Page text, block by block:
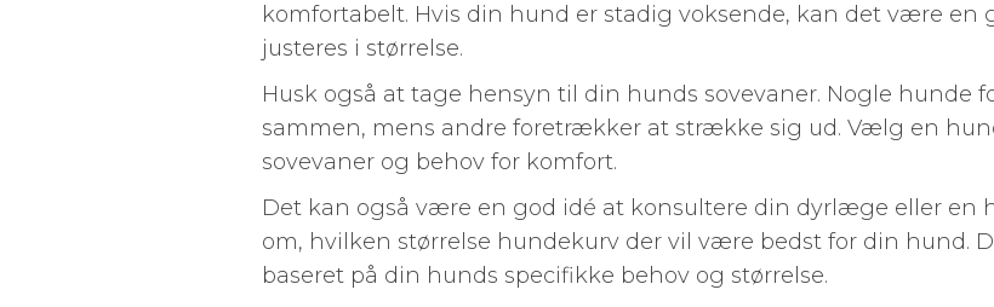
komfortabelt. Hvis din hund er stadig voksende, kan det være en
justeres i størrelse.
Husk også at tage hensyn til din hunds sovevaner. Nogle hunde
sammen, mens andre foretrækker at strække sig ud. Vælg en
sovevaner og behov for komfort.
Det kan også være en god idé at konsultere din dyrlæge eller en
om, hvilken størrelse hundekurv der vil være bedst for din hund.
baseret på din hunds specifikke behov og størrelse.